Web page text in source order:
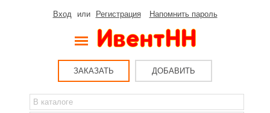
Вход или Регистрация Напомнить пароль
ЗАКАЗАТЬ ДОБАВИТЬ